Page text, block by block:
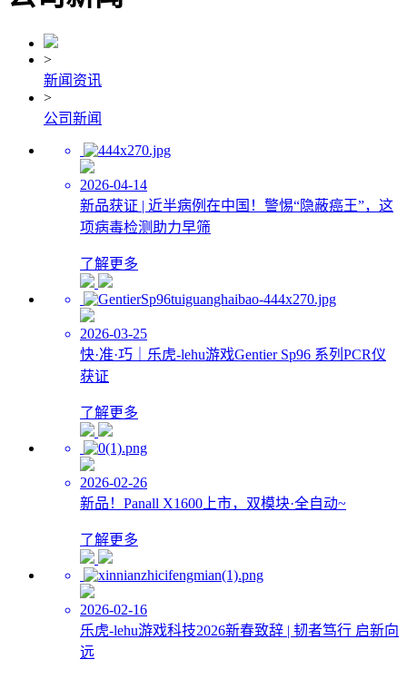
>
新闻资讯
>
公司新闻
2026-04-14
新品获证 | 近半病例在中国！警惕“隐蔽癌王”，这
项病毒检测助力早筛
了解更多
2026-03-25
快·准·巧｜乐虎-lehu游戏Gentier Sp96 系列PCR仪
获证
了解更多
2026-02-26
新品！Panall X1600上市，双模块·全自动~
了解更多
2026-02-16
乐虎-lehu游戏科技2026新春致辞 | 韧者笃行 启新向
远